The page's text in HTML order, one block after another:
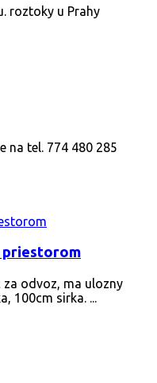
roztoky u Prahy
na tel. 774 480 285
priestorom
za odvoz, ma ulozny
100cm sirka. ...